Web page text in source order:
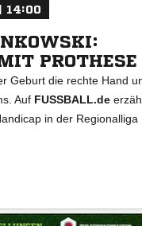
14:00
PROTHESE
Geburt die rechte Hand
Auf FUSSBALL.de
in der Regionalliga